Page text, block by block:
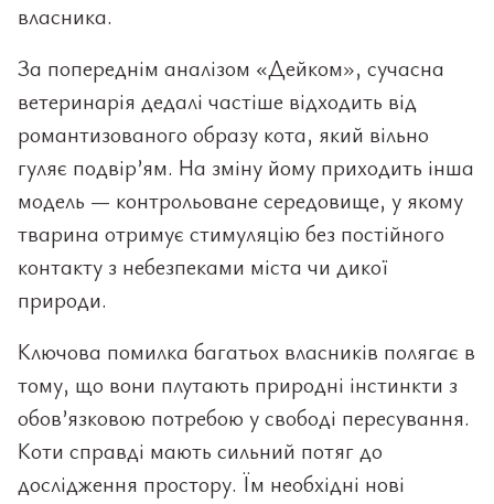
власника.
За попереднім аналізом «Дейком», сучасна
ветеринарія дедалі частіше відходить від
романтизованого образу кота, який вільно
гуляє подвір’ям. На зміну йому приходить інша
модель — контрольоване середовище, у якому
тварина отримує стимуляцію без постійного
контакту з небезпеками міста чи дикої
природи.
Ключова помилка багатьох власників полягає в
тому, що вони плутають природні інстинкти з
обов’язковою потребою у свободі пересування.
Коти справді мають сильний потяг до
дослідження простору. Їм необхідні нові